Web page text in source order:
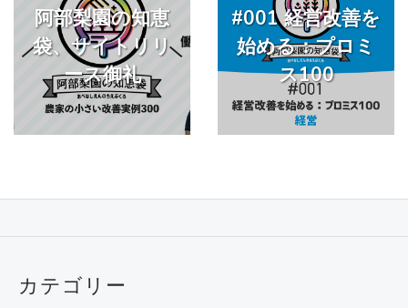
阿部梨園の知恵
袋、サイトリリ
ース御礼
#001 経営改善を
始める：プロミ
ス100
カテゴリー